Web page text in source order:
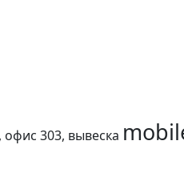
офис 303, вывеска